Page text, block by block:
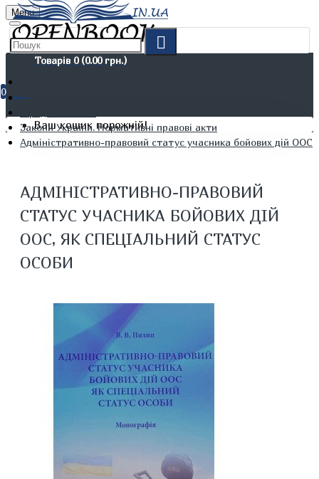
Menu
Товарів 0 (0.00 грн.)
0
Ваш кошик порожній!
Не художня література
Закони України. Нормативні правові акти
Адміністративно-правовий статус учасника бойових дій
АДМІНІСТРАТИВНО-ПРАВОВИЙ
СТАТУС УЧАСНИКА БОЙОВИХ ДІЙ
ООС, ЯК СПЕЦІАЛЬНИЙ СТАТУС
ОСОБИ